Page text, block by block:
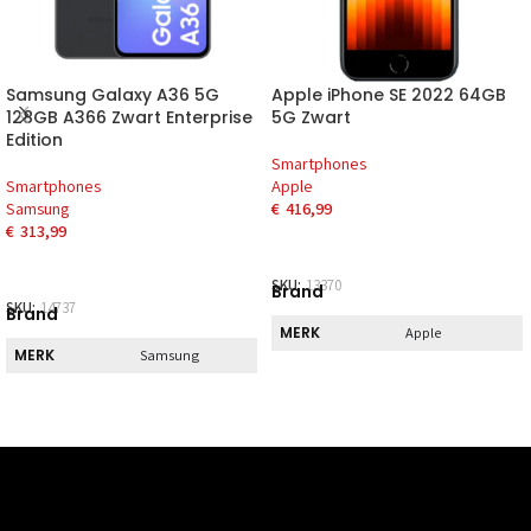
Samsung Galaxy A36 5G
128GB A366 Zwart Enterprise
Edition
Smartphones
Samsung
€ 313,99
SKU:14737
Brand
MERK Samsung
Apple iPhone SE 2022 64GB
5G Zwart
Smartphones
Apple
€ 416,99
SKU:13370
Brand
MERK Apple
DIRECT AF TE